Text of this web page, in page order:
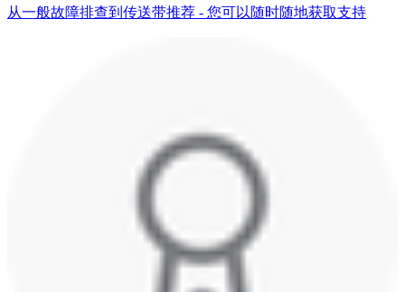
从一般故障排查到传送带推荐 - 您可以随时随地获取支持